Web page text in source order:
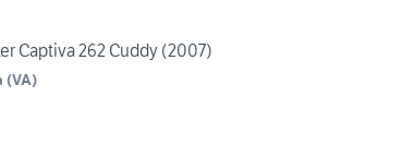
Captiva 262 Cuddy (2007)
(VA)